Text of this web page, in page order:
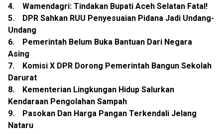
4. Wamendagri: Tindakan Bupati Aceh Selatan Fatal!
5. DPR Sahkan RUU Penyesuaian Pidana Jadi Undang-
Undang
6. Pemerintah Belum Buka Bantuan Dari Negara
Asing
7. Komisi X DPR Dorong Pemerintah Bangun Sekolah
Darurat
8. Kementerian Lingkungan Hidup Salurkan
Kendaraan Pengolahan Sampah
9. Pasokan Dan Harga Pangan Terkendali Jelang
Nataru